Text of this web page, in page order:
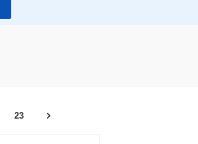
Вытяжные зонты для
23